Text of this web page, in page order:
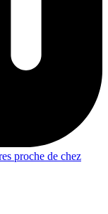
proche de chez